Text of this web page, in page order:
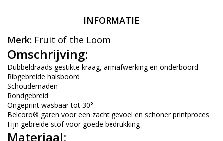
INFORMATIE
Merk: Fruit of the Loom
Omschrijving:
Dubbeldraads gestikte kraag, armafwerking en onderboord
Ribgebreide halsboord
Schoudernaden
Rondgebreid
Ongeprint wasbaar tot 30°
Belcoro® garen voor een zacht gevoel en schoner printproces
Fijn gebreide stof voor goede bedrukking
Materiaal: